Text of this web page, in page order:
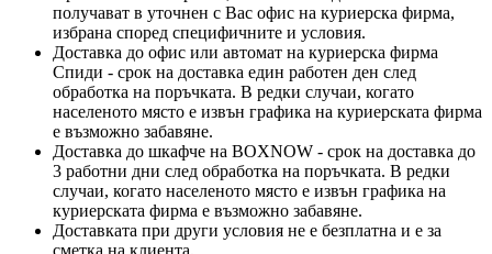
получават в уточнен с Вас офис на куриерска фирма,
избрана според специфичните и условия.
Доставка до офис или автомат на куриерска фирма
Спиди - срок на доставка един работен ден след
обработка на поръчката. В редки случаи, когато
населеното място е извън графика на куриерската фирма
е възможно забавяне.
Доставка до шкафче на BOXNOW - срок на доставка до
3 работни дни след обработка на поръчката. В редки
случаи, когато населеното място е извън графика на
куриерската фирма е възможно забавяне.
Доставката при други условия не е безплатна и е за